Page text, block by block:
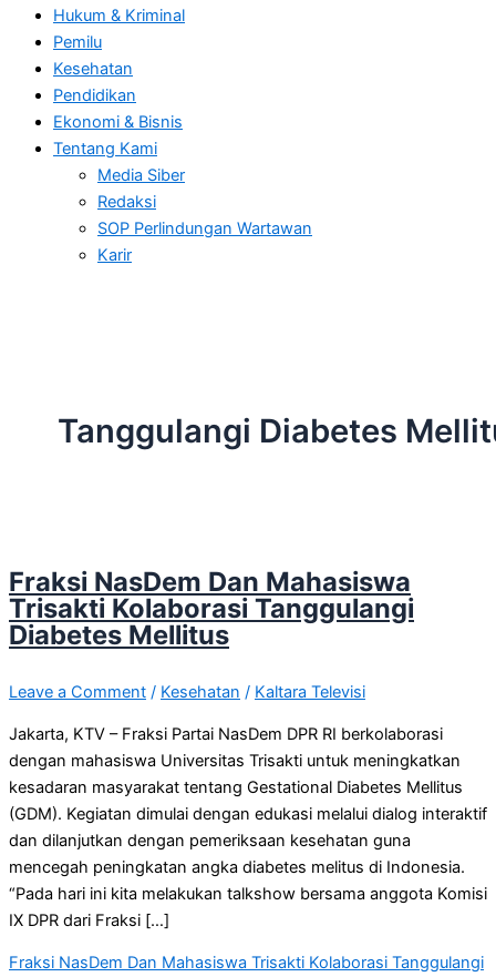
Hukum & Kriminal
Pemilu
Kesehatan
Pendidikan
Ekonomi & Bisnis
Tentang Kami
Media Siber
Redaksi
SOP Perlindungan Wartawan
Karir
Tanggulangi Diabetes
Fraksi NasDem Dan Mahasiswa
Trisakti Kolaborasi Tanggulangi
Diabetes Mellitus
Leave a Comment / Kesehatan / Kaltara Televisi
Jakarta, KTV – Fraksi Partai NasDem DPR RI berkolaborasi
dengan mahasiswa Universitas Trisakti untuk meningkatkan
kesadaran masyarakat tentang Gestational Diabetes Mellitus
(GDM). Kegiatan dimulai dengan edukasi melalui dialog interaktif
dan dilanjutkan dengan pemeriksaan kesehatan guna
mencegah peningkatan angka diabetes melitus di Indonesia.
“Pada hari ini kita melakukan talkshow bersama anggota Komisi
IX DPR dari Fraksi […]
Fraksi NasDem Dan Mahasiswa Trisakti Kolaborasi Tanggulangi